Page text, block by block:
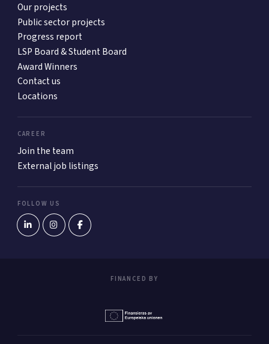
Our projects
Public sector projects
Progress report
LSP Board & Student Board
Award Winners
Contact us
Locations
CAREER
Join the team
External job listings
FOLLOW US
FINANCED BY